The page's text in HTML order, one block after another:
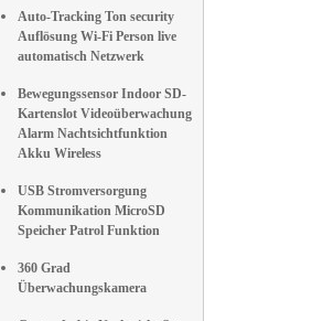
Auto-Tracking Ton security
Auflösung Wi-Fi Person live
automatisch Netzwerk
Bewegungssensor Indoor SD-
Kartenslot Videoüberwachung
Alarm Nachtsichtfunktion
Akku Wireless
USB Stromversorgung
Kommunikation MicroSD
Speicher Patrol Funktion
360 Grad
Überwachungskamera